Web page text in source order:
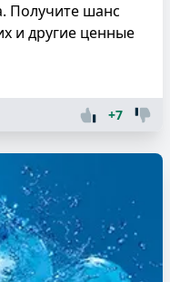
Получите шанс
и другие ценные
+7